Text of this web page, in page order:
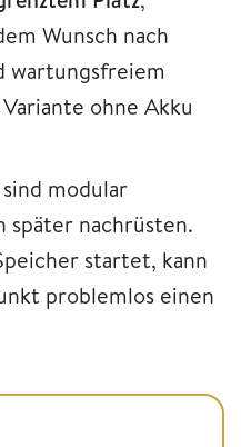
Wunsch nach
wartungsfreiem
ohne Akku
modular
später nachrüsten.
startet, kann
problemlos einen